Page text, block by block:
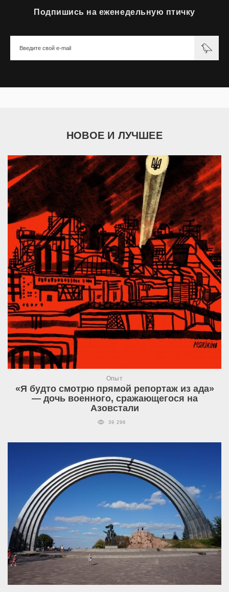
Подпишись на еженедельную птичку
НОВОЕ И ЛУЧШЕЕ
Опыт
«Я будто смотрю прямой репортаж из ада»
— дочь военного, сражающегося на
Азовстали
39 296